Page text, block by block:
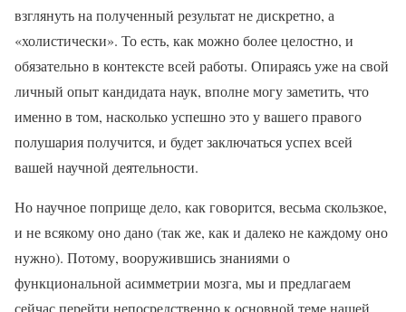
взглянуть на полученный результат не дискретно, а
«холистически». То есть, как можно более целостно, и
обязательно в контексте всей работы. Опираясь уже на свой
личный опыт кандидата наук, вполне могу заметить, что
именно в том, насколько успешно это у вашего правого
полушария получится, и будет заключаться успех всей
вашей научной деятельности.
Но научное поприще дело, как говорится, весьма скользкое,
и не всякому оно дано (так же, как и далеко не каждому оно
нужно). Потому, вооружившись знаниями о
функциональной асимметрии мозга, мы и предлагаем
сейчас перейти непосредственно к основной теме нашей